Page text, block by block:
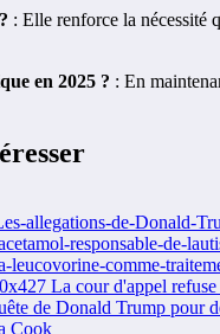
: Elle renforce la nécessité
en 2025 ? : En